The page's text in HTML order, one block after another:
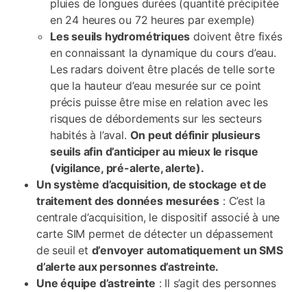
pluies de longues durées (quantité précipitée
en 24 heures ou 72 heures par exemple)
Les seuils hydrométriques doivent être fixés
en connaissant la dynamique du cours d’eau.
Les radars doivent être placés de telle sorte
que la hauteur d’eau mesurée sur ce point
précis puisse être mise en relation avec les
risques de débordements sur les secteurs
habités à l’aval. On peut définir plusieurs
seuils afin d’anticiper au mieux le risque
(vigilance, pré-alerte, alerte).
Un système d’acquisition, de stockage et de
traitement des données mesurées : C’est la
centrale d’acquisition, le dispositif associé à une
carte SIM permet de détecter un dépassement
de seuil et d’envoyer automatiquement un SMS
d’alerte aux personnes d’astreinte.
Une équipe d’astreinte : Il s’agit des personnes